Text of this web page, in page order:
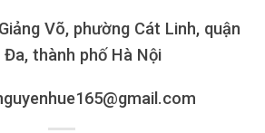
Võ, phường Cát Linh, quận
thành phố Hà Nội